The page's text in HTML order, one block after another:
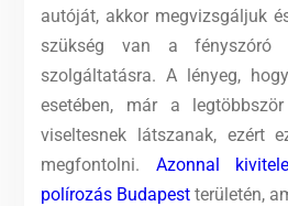
autóját, akkor megvizsgáljuk
szükség van a fényszóró
szolgáltatásra. A lényeg,
esetében, már a
viseltesnek látszanak, ezért
megfontolni. Azonnal
polírozás Budapestterületén,